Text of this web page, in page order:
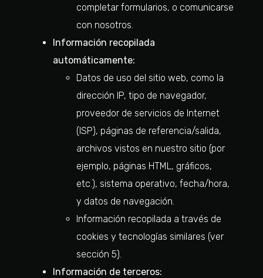
completar formularios, o comunicarse
con nosotros.
Información recopilada
automáticamente:
Datos de uso del sitio web, como la
dirección IP, tipo de navegador,
proveedor de servicios de Internet
(ISP), páginas de referencia/salida,
archivos vistos en nuestro sitio (por
ejemplo, páginas HTML, gráficos,
etc.), sistema operativo, fecha/hora,
y datos de navegación.
Información recopilada a través de
cookies y tecnologías similares (ver
sección 5).
Información de terceros: